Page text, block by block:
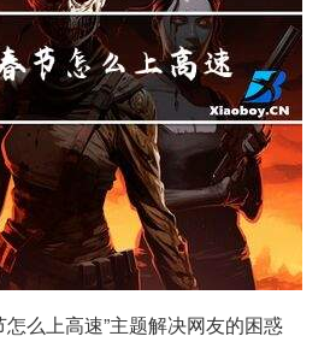
怎么上高速”主题解决网友的困惑